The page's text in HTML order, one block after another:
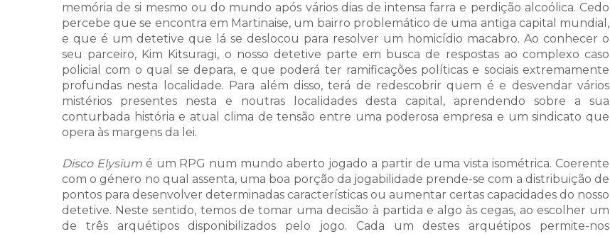
memória de si mesmo ou do mundo após vários dias de intensa farra e perdição alcoólica. Cedo
percebe que se encontra em Martinaise, um bairro problemático de uma antiga capital mundial,
e que é um detetive que lá se deslocou para resolver um homicídio macabro. Ao conhecer o
seu parceiro, Kim Kitsuragi, o nosso detetive parte em busca de respostas ao complexo caso
policial com o qual se depara, e que poderá ter ramificações políticas e sociais extremamente
profundas nesta localidade. Para além disso, terá de redescobrir quem é e desvendar vários
mistérios presentes nesta e noutras localidades desta capital, aprendendo sobre a sua
conturbada história e atual clima de tensão entre uma poderosa empresa e um sindicato que
opera às margens da lei.
Disco Elysiumé um RPG num mundo aberto jogado a partir de uma vista isométrica. Coerente
com o género no qual assenta, uma boa porção da jogabilidade prende-se com a distribuição de
pontos para desenvolver determinadas características ou aumentar certas capacidades do nosso
detetive. Neste sentido, temos de tomar uma decisão à partida e algo às cegas, ao escolher um
de três arquétipos disponibilizados pelo jogo. Cada um destes arquétipos permite-nos